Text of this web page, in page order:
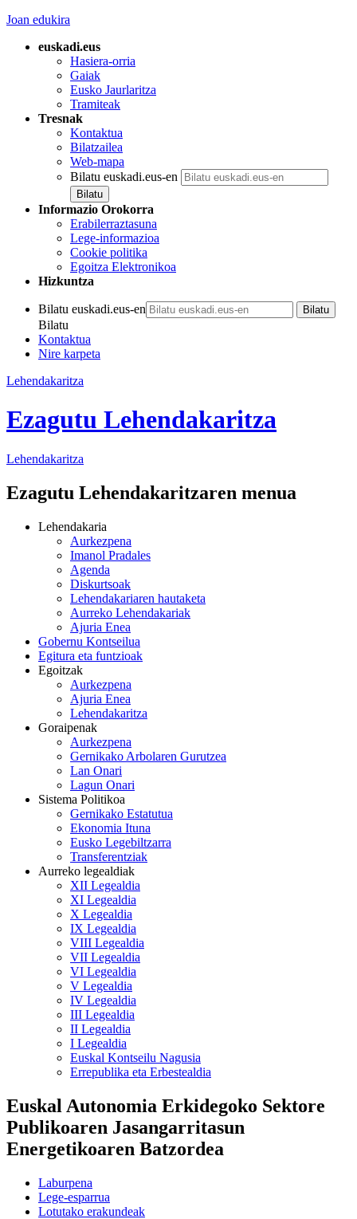
Joan edukira
euskadi.eus
Hasiera-orria
Gaiak
Eusko Jaurlaritza
Tramiteak
Tresnak
Kontaktua
Bilatzailea
Web-mapa
Bilatu euskadi.eus-en
Informazio Orokorra
Erabilerraztasuna
Lege-informazioa
Cookie politika
Egoitza Elektronikoa
Hizkuntza
Bilatu euskadi.eus-en
Bilatu
Kontaktua
Nire karpeta
Lehendakaritza
Ezagutu Lehendakaritza
Lehendakaritza
Ezagutu Lehendakaritzaren menua
Lehendakaria
Aurkezpena
Imanol Pradales
Agenda
Diskurtsoak
Lehendakariaren hautaketa
Aurreko Lehendakariak
Ajuria Enea
Gobernu Kontseilua
Egitura eta funtzioak
Egoitzak
Aurkezpena
Ajuria Enea
Lehendakaritza
Goraipenak
Aurkezpena
Gernikako Arbolaren Gurutzea
Lan Onari
Lagun Onari
Sistema Politikoa
Gernikako Estatutua
Ekonomia Ituna
Eusko Legebiltzarra
Transferentziak
Aurreko legealdiak
XII Legealdia
XI Legealdia
X Legealdia
IX Legealdia
VIII Legealdia
VII Legealdia
VI Legealdia
V Legealdia
IV Legealdia
III Legealdia
II Legealdia
I Legealdia
Euskal Kontseilu Nagusia
Errepublika eta Erbestealdia
Euskal Autonomia Erkidegoko Sektore
Publikoaren Jasangarritasun
Energetikoaren Batzordea
Laburpena
Lege-esparrua
Lotutako erakundeak